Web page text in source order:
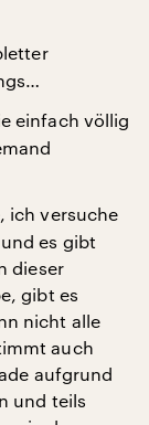
einfach völlig
ich versuche
es gibt
dieser
gibt es
nicht alle
auch
aufgrund
und teils